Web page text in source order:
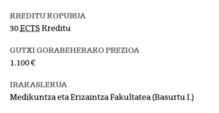
KREDITU KOPURUA
30ECTS Kreditu
GUTXI GORABEHERAKO PREZIOA
1.100 €
IRAKASLEKUA
Medikuntza eta Erizaintza Fakultatea (Basurtu I.)